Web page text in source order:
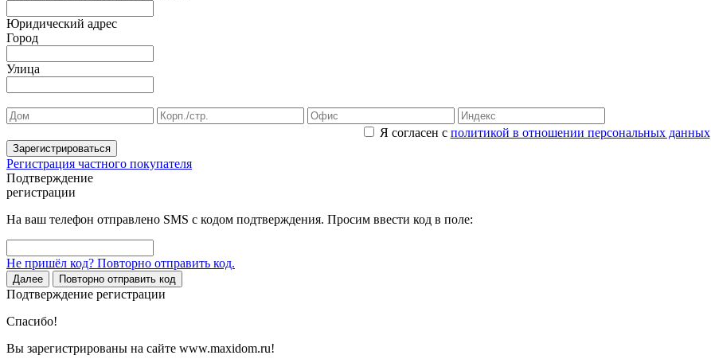
Юридический адрес
Город
Улица
Я согласен с политикой в отношении персональных данных
Зарегистрироваться
Регистрация частного покупателя
Подтверждение
регистрации
На ваш телефон отправлено SMS с кодом подтверждения. Просим ввести код в поле:
Не пришёл код? Повторно отправить код.
Далее Повторно отправить код
Подтверждение регистрации
Спасибо!
Вы зарегистрированы на сайте www.maxidom.ru!